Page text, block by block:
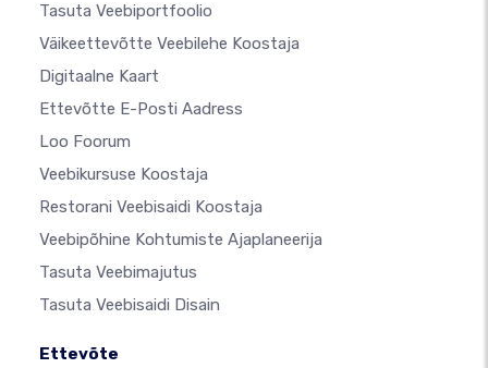
Tasuta Veebiportfoolio
Väikeettevõtte Veebilehe Koostaja
Digitaalne Kaart
Ettevõtte E-Posti Aadress
Loo Foorum
Veebikursuse Koostaja
Restorani Veebisaidi Koostaja
Veebipõhine Kohtumiste Ajaplaneerija
Tasuta Veebimajutus
Tasuta Veebisaidi Disain
Ettevõte